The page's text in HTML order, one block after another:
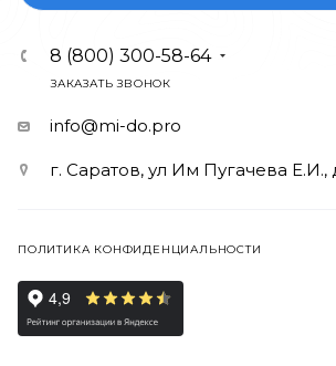
8 (800) 300-58-64
ЗАКАЗАТЬ ЗВОНОК
info@mi-do.pro
г. Саратов, ул Им Пугачева Е.И.,
ПОЛИТИКА КОНФИДЕНЦИАЛЬНОСТИ